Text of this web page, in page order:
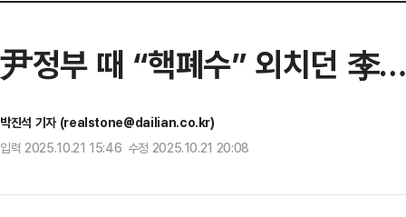
尹정부 때 “핵폐수” 외치던
박진석 기자 (realstone@dailian.co.kr)
입력 2025.10.21 15:46 수정 2025.10.21 20:08